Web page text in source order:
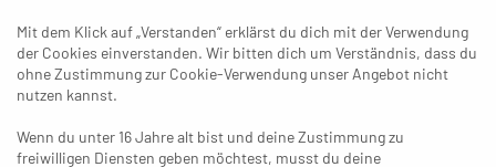
Mit dem Klick auf „Verstanden“ erklärst du dich mit der Verwendung
der Cookies einverstanden. Wir bitten dich um Verständnis, dass du
ohne Zustimmung zur Cookie-Verwendung unser Angebot nicht
nutzen kannst.
Wenn du unter 16 Jahre alt bist und deine Zustimmung zu
freiwilligen Diensten geben möchtest, musst du deine